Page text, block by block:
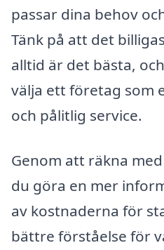
passar dina behov
Tänk på att det
alltid är det bästa,
välja ett företag som
och pålitlig service.
Genom att räkna
du göra en mer
av kostnaderna för
bättre förståelse för